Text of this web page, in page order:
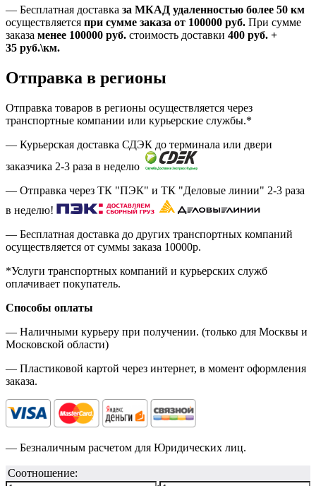
— Бесплатная доставка за МКАД удаленностью более 50 км
осуществляется при сумме заказа от 100000 руб. При сумме
заказа менее 100000 руб. стоимость доставки 400 руб. +
35 руб.\км.
Отправка в регионы
Отправка товаров в регионы осуществляется через
транспортные компании или курьерские службы.*
— Курьерская доставка СДЭК до терминала или двери
заказчика 2-3 раза в неделю
— Отправка через ТК "ПЭК" и ТК "Деловые линии" 2-3 раза
в неделю!
— Бесплатная доставка до других транспортных компаний
осуществляется от суммы заказа 10000р.
*Услуги транспортных компаний и курьерских служб
оплачивает покупатель.
Способы оплаты
— Наличными курьеру при получении. (только для Москвы и
Московской области)
— Пластиковой картой через интернет, в момент оформления
заказа.
— Безналичным расчетом для Юридических лиц.
Соотношение: